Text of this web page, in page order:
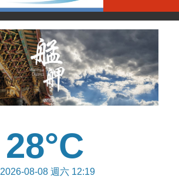
28°C
2026-08-08 週六 12:19